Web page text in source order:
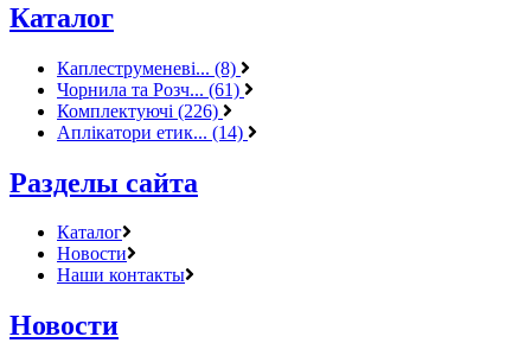
Каталог
Каплеструменеві... (8)
Чорнила та Розч... (61)
Комплектуючі (226)
Аплікатори етик... (14)
Разделы сайта
Каталог
Новости
Наши контакты
Новости